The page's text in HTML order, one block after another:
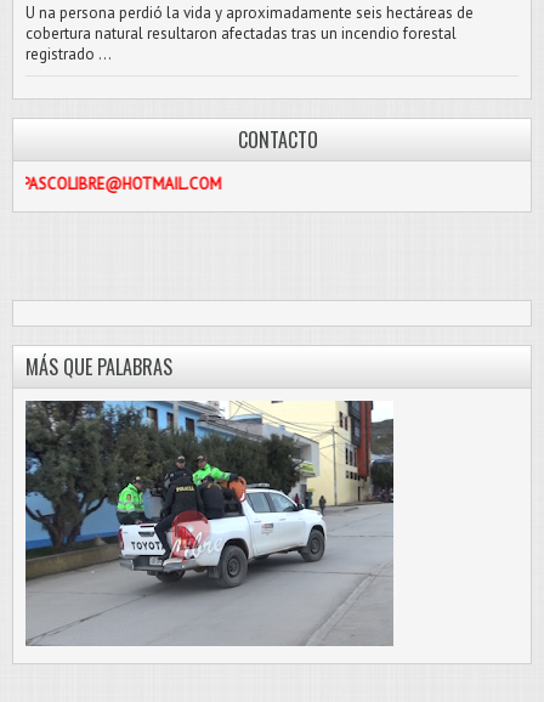
U na persona perdió la vida y aproximadamente seis hectáreas de
cobertura natural resultaron afectadas tras un incendio forestal
registrado ...
CONTACTO
MÁS QUE PALABRAS